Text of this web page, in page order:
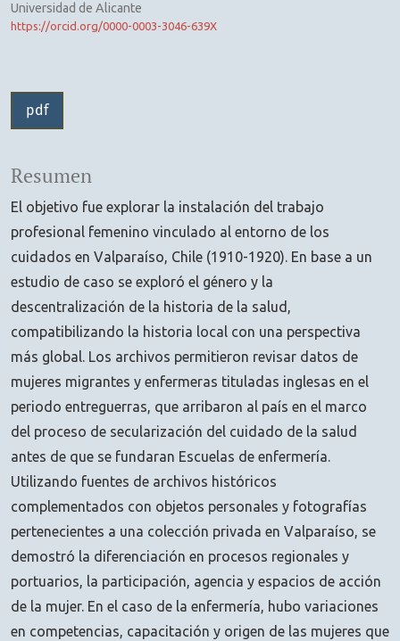
Universidad de Alicante
https://orcid.org/0000-0003-3046-639X
pdf
Resumen
El objetivo fue explorar la instalación del trabajo
profesional femenino vinculado al entorno de los
cuidados en Valparaíso, Chile (1910-1920). En base a un
estudio de caso se exploró el género y la
descentralización de la historia de la salud,
compatibilizando la historia local con una perspectiva
más global. Los archivos permitieron revisar datos de
mujeres migrantes y enfermeras tituladas inglesas en el
periodo entreguerras, que arribaron al país en el marco
del proceso de secularización del cuidado de la salud
antes de que se fundaran Escuelas de enfermería.
Utilizando fuentes de archivos históricos
complementados con objetos personales y fotografías
pertenecientes a una colección privada en Valparaíso, se
demostró la diferenciación en procesos regionales y
portuarios, la participación, agencia y espacios de acción
de la mujer. En el caso de la enfermería, hubo variaciones
en competencias, capacitación y origen de las mujeres que